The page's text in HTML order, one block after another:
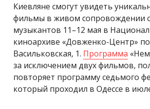
Киевляне смогут увидеть
фильмы в живом сопровождении
музыкантов 11–12 мая в
киноархиве «Довженко-Центр» по
Васильковская, 1. Программа
за исключением двух фильмов,
повторяет программу седьмого
который проходил в Одессе в